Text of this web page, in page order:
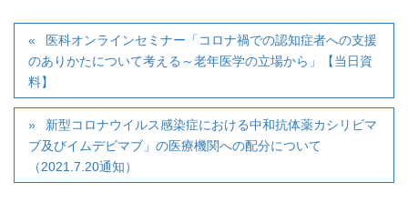
医科オンラインセミナー「コロナ禍での認知症者への支援
のありかたについて考える～老年医学の立場から」【当日資
料】
新型コロナウイルス感染症における中和抗体薬カシリビマ
ブ及びイムデビマブ」の医療機関への配分について
（2021.7.20通知）